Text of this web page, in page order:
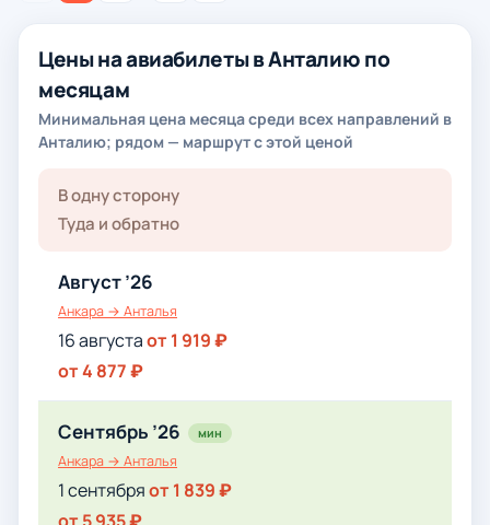
Цены на авиабилеты в Анталию по
месяцам
Минимальная цена месяца среди всех направлений в
Анталию; рядом — маршрут с этой ценой
В одну сторону
Туда и обратно
Август ’26
Анкара → Анталья
16 августаот 1 919 ₽
от 4 877 ₽
Сентябрь ’26 мин
Анкара → Анталья
1 сентябряот 1 839 ₽